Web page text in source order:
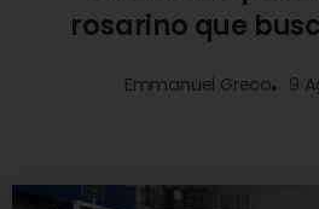
rosarino que
Emmanuel Greco 9